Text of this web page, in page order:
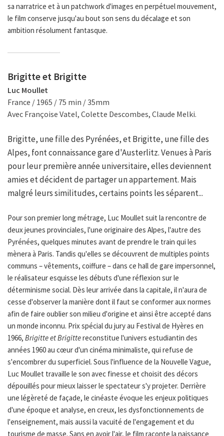
sa narratrice et à un patchwork d'images en perpétuel mouvement,
le film conserve jusqu'au bout son sens du décalage et son
ambition résolument fantasque.
Brigitte et Brigitte
Luc Moullet
France / 1965 / 75 min / 35mm
Avec Françoise Vatel, Colette Descombes, Claude Melki.
Brigitte, une fille des Pyrénées, et Brigitte, une fille des
Alpes, font connaissance gare d'Austerlitz. Venues à Paris
pour leur première année universitaire, elles deviennent
amies et décident de partager un appartement. Mais
malgré leurs similitudes, certains points les séparent...
Pour son premier long métrage, Luc Moullet suit la rencontre de
deux jeunes provinciales, l'une originaire des Alpes, l'autre des
Pyrénées, quelques minutes avant de prendre le train qui les
mènera à Paris. Tandis qu'elles se découvrent de multiples points
communs – vêtements, coiffure – dans ce hall de gare impersonnel,
le réalisateur esquisse les débuts d'une réflexion sur le
déterminisme social. Dès leur arrivée dans la capitale, il n'aura de
cesse d'observer la manière dont il faut se conformer aux normes
afin de faire oublier son milieu d'origine et ainsi être accepté dans
un monde inconnu. Prix spécial du jury au Festival de Hyères en
1966, Brigitte et Brigittereconstitue l'univers estudiantin des
années 1960 au cœur d'un cinéma minimaliste, qui refuse de
s'encombrer du superficiel. Sous l'influence de la Nouvelle Vague,
Luc Moullet travaille le son avec finesse et choisit des décors
dépouillés pour mieux laisser le spectateur s'y projeter. Derrière
une légèreté de façade, le cinéaste évoque les enjeux politiques
d'une époque et analyse, en creux, les dysfonctionnements de
l'enseignement, mais aussi la vacuité de l'engagement et du
tourisme de masse. Sans en avoir l'air, le film raconte la naissance